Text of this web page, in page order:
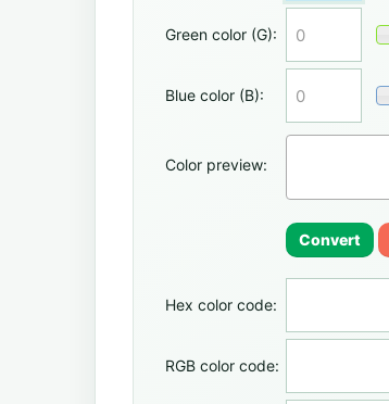
Green color (G):
Blue color (B):
Color preview:
Convert
Hex color code:
RGB color code: